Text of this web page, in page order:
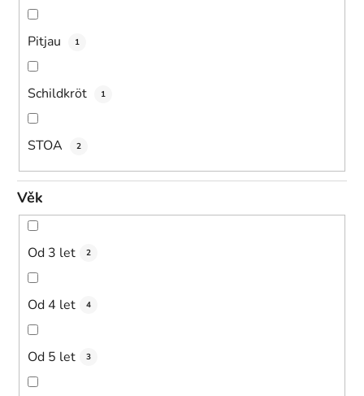
Pitjau 1
Schildkröt 1
STOA 2
Věk
Od 3 let 2
Od 4 let 4
Od 5 let 3